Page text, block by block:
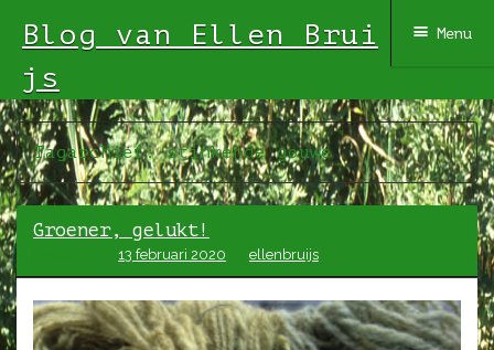
Blog van Ellen Brui
js
Menu
Spring
naar
inhoud
Tagarchief:stinkende gouwe
Groener, gelukt!
13 februari 2020 ellenbruijs